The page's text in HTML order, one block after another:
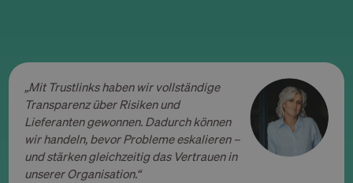
„Mit Trustlinks haben wir vollständige
Transparenz über Risiken und
Lieferanten gewonnen. Dadurch können
wir handeln, bevor Probleme eskalieren –
und stärken gleichzeitig das Vertrauen in
unserer Organisation.“